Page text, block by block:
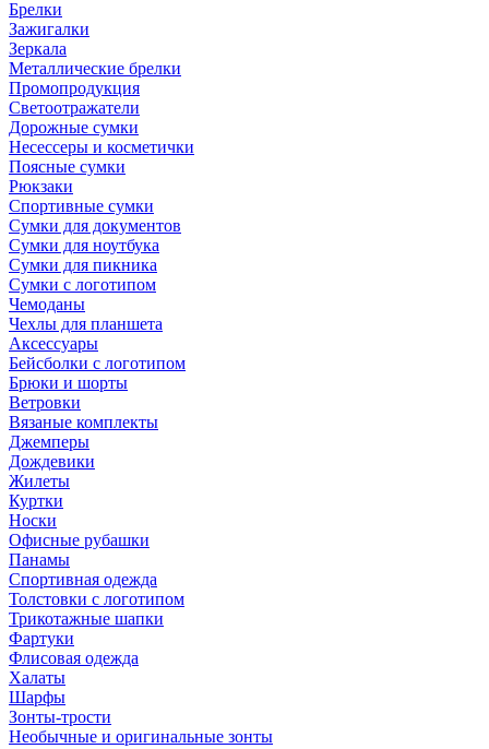
Брелки
Зажигалки
Зеркала
Металлические брелки
Промопродукция
Светоотражатели
Дорожные сумки
Несессеры и косметички
Поясные сумки
Рюкзаки
Спортивные сумки
Сумки для документов
Сумки для ноутбука
Сумки для пикника
Сумки с логотипом
Чемоданы
Чехлы для планшета
Аксессуары
Бейсболки с логотипом
Брюки и шорты
Ветровки
Вязаные комплекты
Джемперы
Дождевики
Жилеты
Куртки
Носки
Офисные рубашки
Панамы
Спортивная одежда
Толстовки с логотипом
Трикотажные шапки
Фартуки
Флисовая одежда
Халаты
Шарфы
Зонты-трости
Необычные и оригинальные зонты